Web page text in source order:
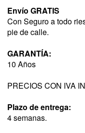
Envío GRATIS
Con Seguro a todo
pie de calle.
​GARANTÍA:
10 Años
PRECIOS CON IVA
Plazo de entrega:
4 semanas.